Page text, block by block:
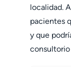
localidad.
pacientes
y que